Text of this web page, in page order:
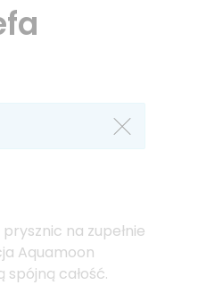
na zupełnie
Aquamoon
spójną całość.